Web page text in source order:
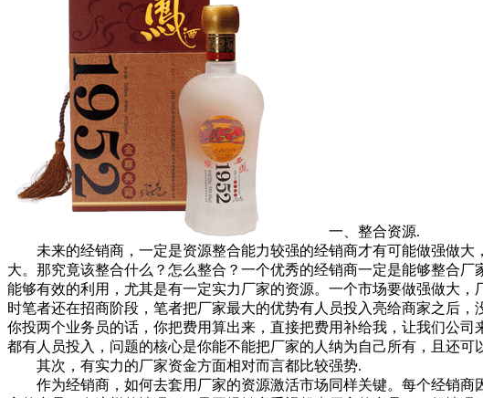
一、整合资源.
未来的经销商，一定是资源整合能力较强的经销商才有可能做强做大
大。那究竟该整合什么？怎么整合？一个优秀的经销商一定是能够整合
能够有效的利用，尤其是有一定实力厂家的资源。一个市场要做强做大
时笔者还在招商阶段，笔者把厂家最大的优势有人员投入亮给商家之后
你投两个业务员的话，你把费用算出来，直接把费用补给我，让我们公
都有人员投入，问题的核心是你能不能把厂家的人纳为自己所有，且还可
其次，有实力的厂家资金方面相对而言都比较强势.
作为经销商，如何去套用厂家的资源激活市场同样关键。每个经销商